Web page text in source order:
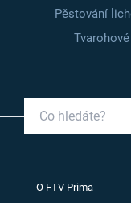
Pěstování
O FTV Prima